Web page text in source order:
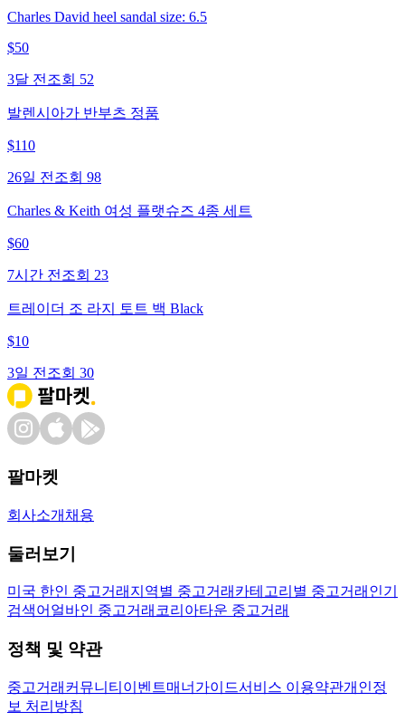
Charles David heel sandal size: 6.5
$50
3달 전 조회 52
발렌시아가 반부츠 정품
$110
26일 전 조회 98
Charles & Keith 여성 플랫슈즈 4종 세트
$60
7시간 전 조회 23
트레이더 조 라지 토트 백 Black
$10
3일 전 조회 30
팔마켓
회사소개 채용
둘러보기
미국 한인 중고거래 지역별 중고거래 카테고리별 중고거래 인기
검색어 얼바인 중고거래 코리아타운 중고거래
정책 및 약관
중고거래 커뮤니티 이벤트매너가이드서비스 이용약관개인정
보 처리방침